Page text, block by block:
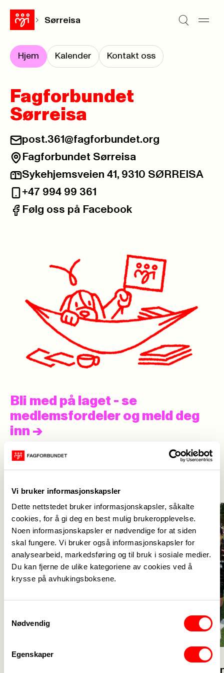
Vi bruker informasjonskapsler
Dette nettstedet bruker informasjonskapsler, såkalte
cookies, for å gi deg en best mulig brukeropplevelse.
Noen informasjonskapsler er nødvendige for at siden
skal fungere. Vi bruker også informasjonskapsler for
analysearbeid, markedsføring og til bruk i sosiale medier.
Du kan fjerne de ulike kategoriene av cookies ved å
krysse på avhukingsboksene.
Nødvendig
Egenskaper
Sørreisa
Hjem Kalender Kontakt oss
Fagforbundet
Sørreisa
E-post:
post.361@fagforbundet.org
Besøksadresse:
Fagforbundet Sørreisa
Postadresse:
Sykehjemsveien 41, 9310 SØRREISA
Telefon:
+47 994 99 361
Facebook:
Følg oss på Facebook
Bli med på laget - se
medlemsfordeler og meld deg
inn ->
Aktuelt
Se alle->
23. juli